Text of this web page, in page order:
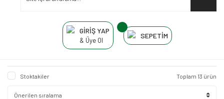
GİRİŞ YAP
& Üye Ol
SEPETİM
Stoktakiler Toplam 13 ürün